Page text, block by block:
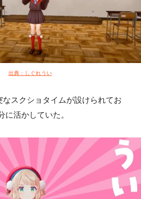
出典：しぐれうい
なスクショタイムが設けられてお
に活かしていた。